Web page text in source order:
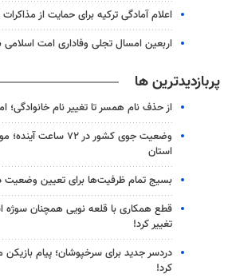
اعلام آمادگی ترکیه برای حمایت از مذاکرات
اربعین امسال تجلی وفاداری امت اسلامی
پربازدیدترین ها
از حذف نام همسر تا تغییر نام خانوادگی؛
استان
بسیج تمام ظرفیت‌ها برای تعیین وضعیت دیگر
قطع همکاری با قلعه نویی همچنان
تغییر کرد!
دردسر جدید برای سرخپوشان؛ پیام بازیکن
کرد!